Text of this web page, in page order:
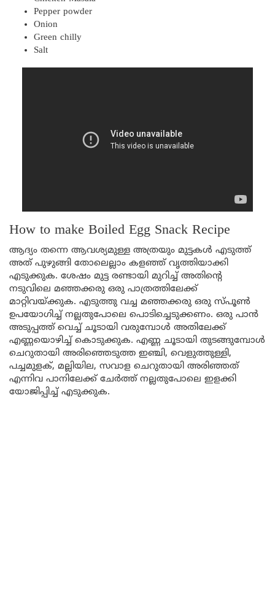
Pepper powder
Onion
Green chilly
Salt
How to make Boiled Egg Snack Recipe
ആദ്യം തന്നെ ആവശ്യമുള്ള അത്രയും മുട്ടകൾ എടുത്ത്
അത് പുഴുങ്ങി തോലെല്ലാം കളഞ്ഞ് വൃത്തിയാക്കി
എടുക്കുക. ശേഷം മുട്ട രണ്ടായി മുറിച്ച് അതിന്റെ
നടുവിലെ മഞ്ഞക്കരു ഒരു പാത്രത്തിലേക്ക്
മാറ്റിവയ്ക്കുക. എടുത്തു വച്ച മഞ്ഞക്കരു ഒരു സ്പൂൺ
ഉപയോഗിച്ച് നല്ലതുപോലെ പൊടിച്ചെടുക്കണം. ഒരു പാൻ
അടുപ്പത്ത് വെച്ച് ചൂടായി വരുമ്പോൾ അതിലേക്ക്
എണ്ണയൊഴിച്ച് കൊടുക്കുക. എണ്ണ ചൂടായി തുടങ്ങുമ്പോൾ
ചെറുതായി അരിഞ്ഞെടുത്ത ഇഞ്ചി, വെളുത്തുള്ളി,
പച്ചമുളക്, മല്ലിയില, സവാള ചെറുതായി അരിഞ്ഞത്
എന്നിവ പാനിലേക്ക് ചേർത്ത് നല്ലതുപോലെ ഇളക്കി
യോജിപ്പിച്ച് എടുക്കുക.